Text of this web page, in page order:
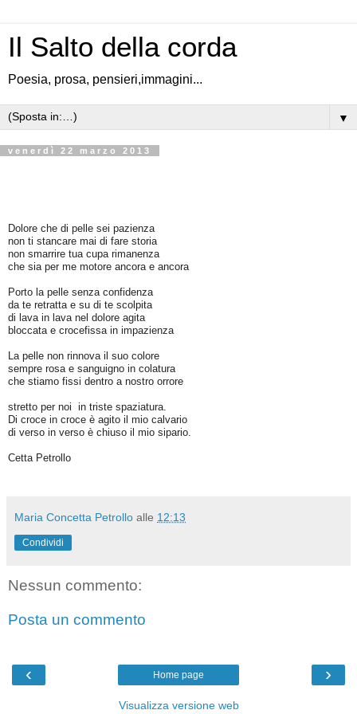
Il Salto della corda
Poesia, prosa, pensieri,immagini...
▼
venerdì 22 marzo 2013
Dolore che di pelle sei pazienza
non ti stancare mai di fare storia
non smarrire tua cupa rimanenza
che sia per me motore ancora e ancora
Porto la pelle senza confidenza
da te retratta e su di te scolpita
di lava in lava nel dolore agita
bloccata e crocefissa in impazienza
La pelle non rinnova il suo colore
sempre rosa e sanguigno in colatura
che stiamo fissi dentro a nostro orrore
stretto per noi in triste spaziatura.
Di croce in croce è agito il mio calvario
di verso in verso è chiuso il mio sipario.
Cetta Petrollo
Maria Concetta Petrollo alle 12:13
Condividi
Nessun commento:
Posta un commento
‹ ›
Home page
Visualizza versione web